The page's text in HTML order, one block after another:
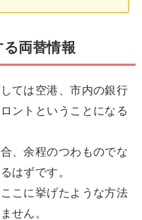
両替情報
ては空港、市内の銀行
ントということになる
、余程のつわものでな
はずです。
こに挙げたような方法
せん。